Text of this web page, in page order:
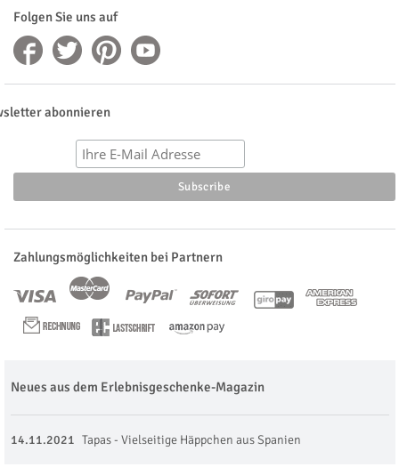
Folgen Sie uns auf
abonnieren
Zahlungsmöglichkeiten bei Partnern
Neues aus dem Erlebnisgeschenke-Magazin
14.11.2021 Tapas - Vielseitige Häppchen aus Spanien